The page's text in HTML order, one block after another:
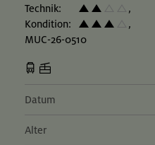
Technik:
,
Kondition:
,
MUC-26-0510
Datum
Alter